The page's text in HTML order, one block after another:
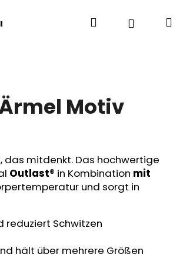
für Jugendliche Für
SuchenLogin
Motiv
das mitdenkt. Das hochwertige
Outlast® in Kombination mit
und sorgt in
reduziert Schwitzen
hält über mehrere Größen